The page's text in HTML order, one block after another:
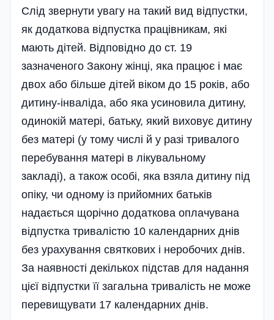
Слід звернути увагу на такий вид відпустки,
як додаткова відпустка працівникам, які
мають дітей. Відповідно до ст. 19
зазначеного Закону жінці, яка працює і має
двох або більше дітей віком до 15 років, або
дитину-інваліда, або яка усиновила дитину,
одинокій матері, батьку, який виховує дитину
без матері (у тому числі й у разі тривалого
перебування матері в лікувальному
закладі), а також особі, яка взяла дитину під
опіку, чи одному із прийомних батьків
надається щорічно додаткова оплачувана
відпустка тривалі­стю 10 календарних днів
без урахування святкових і неробочих днів.
За наявності декількох підстав для надання
цієї відпустки її загальна тривалість не може
перевищувати 17 календарних днів.